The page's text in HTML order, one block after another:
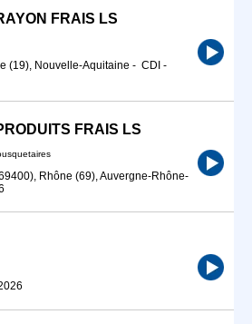
FRAIS LS
(19), Nouvelle-Aquitaine - CDI -
FRAIS LS
Rhône (69), Auvergne-Rhône-